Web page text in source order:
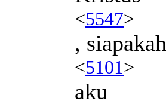
<5547>
, siapakah
<5101>
aku